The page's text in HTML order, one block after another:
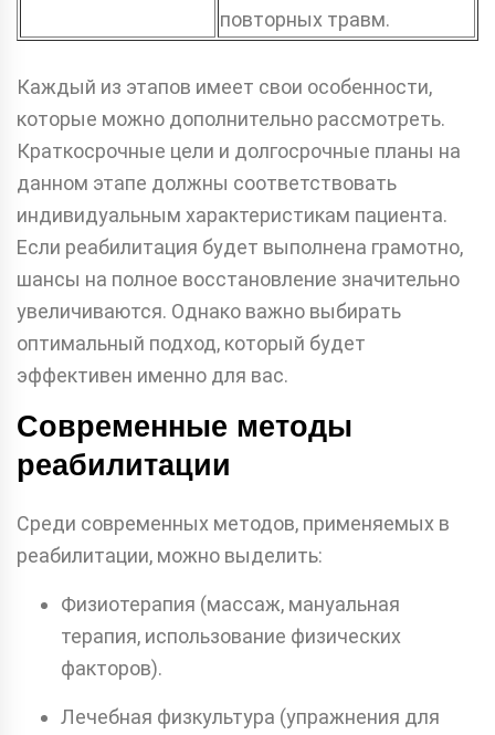
повторных травм.
Каждый из этапов имеет свои особенности,
которые можно дополнительно рассмотреть.
Краткосрочные цели и долгосрочные планы на
данном этапе должны соответствовать
индивидуальным характеристикам пациента.
Если реабилитация будет выполнена грамотно,
шансы на полное восстановление значительно
увеличиваются. Однако важно выбирать
оптимальный подход, который будет
эффективен именно для вас.
Современные методы
реабилитации
Среди современных методов, применяемых в
реабилитации, можно выделить:
Физиотерапия (массаж, мануальная
терапия, использование физических
факторов).
Лечебная физкультура (упражнения для